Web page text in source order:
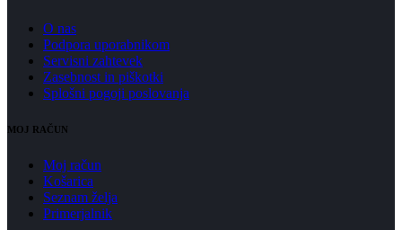
O nas
Podpora uporabnikom
Servisni zahtevek
Zasebnost in piškotki
Splošni pogoji poslovanja
MOJ RAČUN
Moj račun
Košarica
Seznam želja
Primerjalnik